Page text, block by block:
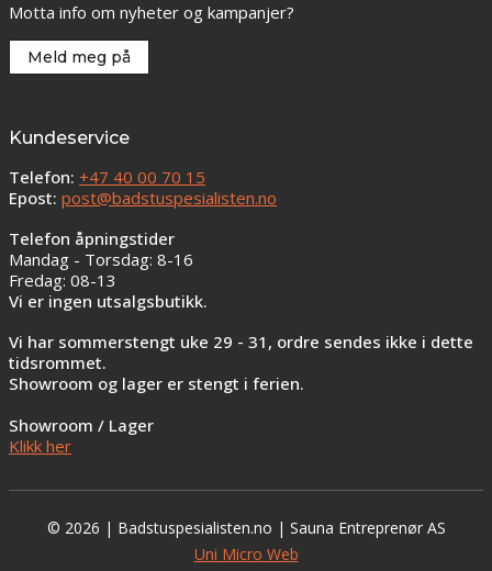
Motta info om nyheter og kampanjer?
Meld meg på
Kundeservice
Telefon: +47 40 00 70 15
Epost: post@badstuspesialisten.no
Telefon åpningstider
Mandag - Torsdag: 8-16
Fredag: 08-13
Vi er ingen utsalgsbutikk.
Vi har sommerstengt uke 29 - 31, ordre sendes ikke i dette
tidsrommet.
Showroom og lager er stengt i ferien.
Showroom / Lager
Klikk her
© 2026 | Badstuspesialisten.no | Sauna Entreprenør AS
Uni Micro Web